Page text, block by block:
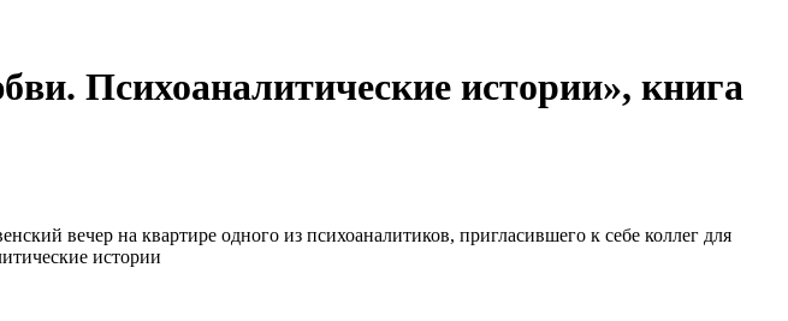
Психоаналитические истории», книга
вечер на квартире одного из психоаналитиков, пригласившего к себе коллег для
истории